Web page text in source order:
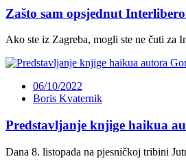
Zašto sam opsjednut
Ako ste iz Zagreba, mogli ste ne čuti za
06/10/2022
Boris Kvaternik
Predstavljanje knjige haikua
Dana 8. listopada na pjesničkoj tribini